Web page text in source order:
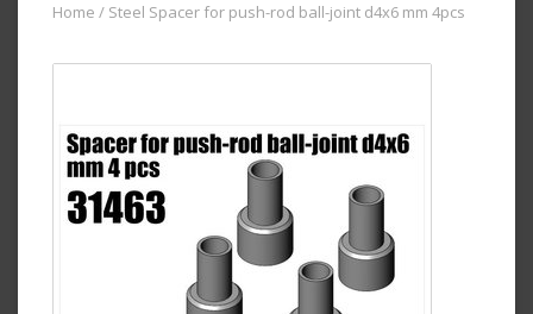
Home / Steel Spacer for push-rod ball-joint d4x6 mm 4pcs